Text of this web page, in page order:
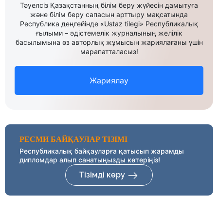
Тәуелсіз Қазақстанның білім беру жүйесін дамытуға
және білім беру сапасын арттыру мақсатында
Республика деңгейінде «Ustaz tilegi» Республикалық
ғылыми – әдістемелік журналының желілік
басылымына өз авторлық жұмысын жариялағаны үшін
марапатталасыз!
Жариялау
РЕСМИ БАЙҚАУЛАР ТІЗІМІ
Республикалық байқауларға қатысып жарамды
дипломдар алып санатыңызды көтеріңіз!
Тізімді көру